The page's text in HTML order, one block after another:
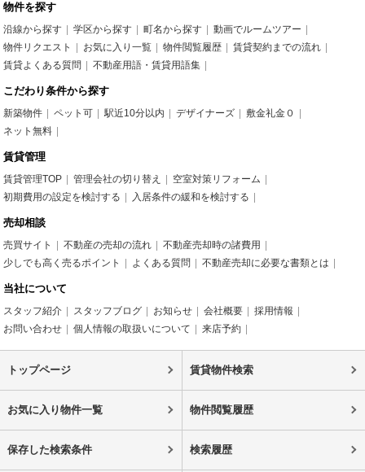
物件を探す
沿線から探す 学区から探す 町名から探す
動画でルームツアー
物件リクエスト
お気に入り一覧 物件閲覧履歴
賃貸契約までの流れ
賃貸よくある質問
不動産用語・賃貸用語集
こだわり条件から探す
新築物件 ペット可 駅近10分以内 デザイナーズ
敷金礼金０
ネット無料
賃貸管理
賃貸管理TOP 管理会社の切り替え
空室対策リフォーム
初期費用の設定を検討する
入居条件の緩和を検討する
売却相談
売買サイト 不動産の売却の流れ
不動産売却時の諸費用
少しでも高く売るポイント
よくある質問 不動産売却に必要な書類とは
当社について
スタッフ紹介 スタッフブログ お知らせ 会社概要
採用情報
お問い合わせ
個人情報の取扱いについて 来店予約
トップページ 賃貸物件検索
お気に入り物件一覧 物件閲覧履歴
保存した検索条件 検索履歴